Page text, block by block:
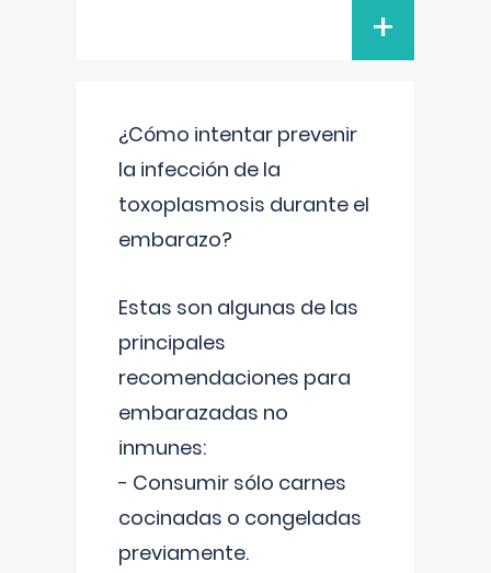
+
¿Cómo intentar prevenir
la infección de la
toxoplasmosis durante el
embarazo?
Estas son algunas de las
principales
recomendaciones para
embarazadas no
inmunes:
- Consumir sólo carnes
cocinadas o congeladas
previamente.